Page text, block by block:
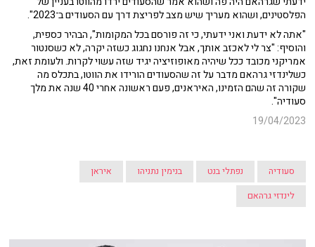
הפלסטינים, ושהוא מעריך שיש מצב לפריצת דרך עם הסעודים ב־2023".
"אתה לא ידעת ואני ידעתי, כי זה פורסם בכל המקומות", הבהיר כספית,
והוסיף: "צר לי לאכזב אותך, אבל אנחנו נחגוג כשזה יקרה, לא כשסנטור
אמריקני מכובד ככל שיהיה מאופוזיציה יגיד שזה עשוי לקרות. ולעומת זאת,
כשלינדזי גרהאם מדבר על זה שהסעודים הורידו את הווטו, בתכלס מה
שקורה זה שהם הזמינו, האיראנים, פעם ראשונה אחרי 40 שנה את מלך
סעודיה".
19/04/2023
סעודיה נפתלי בנט בנימין נתניהו
איראן
לינדזי גרהאם